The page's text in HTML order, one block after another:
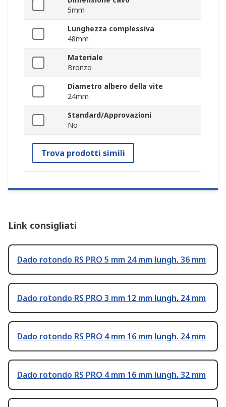
5mm
Lunghezza complessiva
48mm
Materiale
Bronzo
Diametro albero della vite
24mm
Standard/Approvazioni
No
Trova prodotti simili
Link consigliati
Dado rotondo RS PRO 5 mm 24 mm lungh. 36 mm
Dado rotondo RS PRO 3 mm 12 mm lungh. 24 mm
Dado rotondo RS PRO 4 mm 16 mm lungh. 24 mm
Dado rotondo RS PRO 4 mm 16 mm lungh. 32 mm